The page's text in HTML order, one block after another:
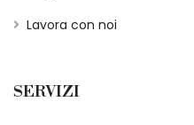
Lavora con noi
SERVIZI